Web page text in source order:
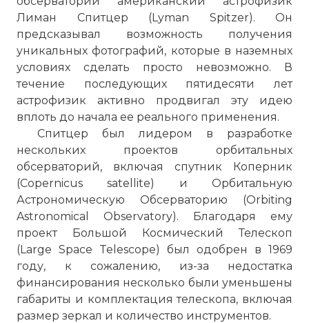
Лиман Спитцер (Lyman Spitzer). Он
предсказывал возможность получения
уникальных фотографий, которые в наземных
условиях сделать просто невозможно. В
течение последующих пятидесяти лет
астрофизик активно продвигал эту идею
вплоть до начала ее реального применения.
Спитцер был лидером в разработке
нескольких проектов орбитальных
обсерваторий, включая спутник Коперник
(Copernicus satellite) и Орбитальную
Астрономическую Обсерваторию (Orbiting
Astronomical Observatory). Благодаря ему
проект Большой Космический Телескоп
(Large Space Telescope) был одобрен в 1969
году, к сожалению, из-за недостатка
финансирования несколько были уменьшены
габариты и комплектация телескопа, включая
размер зеркал и количество инструментов.